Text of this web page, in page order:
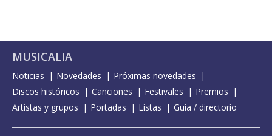
MUSICALIA
Noticias Novedades
Próximas novedades
Discos históricos
Canciones Festivales
Premios
Artistas y grupos
Portadas Listas Guía / directorio